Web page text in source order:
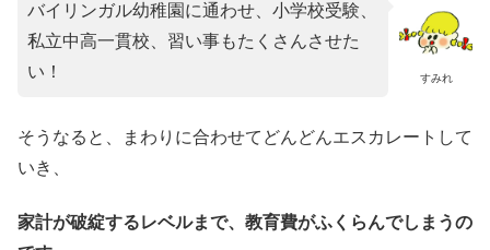
すみれ
バイリンガル幼稚園に通わせ、小学校受験、
私立中高一貫校、習い事もたくさんさせた
い！
そうなると、まわりに合わせてどんどんエスカレートして
いき、
家計が破綻するレベルまで、教育費がふくらんでしまうの